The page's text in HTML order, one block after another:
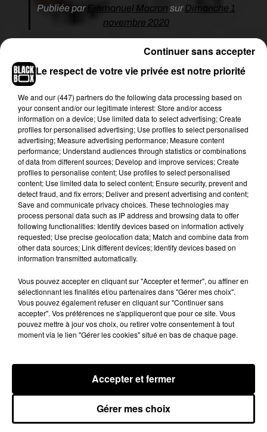
Publiée parEmmanuel Macron surDimanche 1
novembre 2020
"Je sais votre émotion après les attaques
terroristes, dont l'une devant une école contre un
rendre hommage à Samuel Paty. Nous penserons
tous à lui, à vous et à vos enseignants", poursuit-il,
en allusion àla minute de silence qui sera
organisée dans toutes les classes en mémoire du
professeur décapité le 16 octobre lors d'une
attaque jihadiste.
"Parlez-en entre vous. Parlez-en avec vos
enseignants. Parlez aussi de ce qui vous
rassemble", leur demande le chef de l'Etat, en
ajoutant "le projet du terrorisme, c'est de fabriquer
la haine".
"Et puis il y a le virus. Il faudra du temps, mais
nous le surmonterons tous ensemble", dit-il, alors
que le protocole sanitaire a été encore renforcé.
"Je sais que le port du masque toute la journée est
l'application
"Vous êtes la France", ajoute le président, "être
Français, à l’école de la République, c’est
Le respect de votre vie privée est notre priorité
We and our (447) partnersdo the following data processing based on
your consent and/or our legitimate interest: Store and/or access
information on a device; Use limited data to select advertising; Create
profiles for personalised advertising; Use profiles to select personalised
advertising; Measure advertising performance; Measure content
performance; Understand audiences through statistics or combinations
of data from different sources; Develop and improve services; Create
profiles to personalise content; Use profiles to select personalised
content; Use limited data to select content; Ensure security, prevent and
detect fraud, and fix errors; Deliver and present advertising and content;
Save and communicate privacy choices. These technologies may
process personal data such as IP address and browsing data to offer
following functionalities: Identify devices based on information actively
requested; Use precise geolocation data; Match and combine data from
other data sources; Link different devices; Identify devices based on
information transmitted automatically.
Vous pouvez accepter en cliquant sur "Accepter et fermer", ou affiner en
sélectionnant les finalités et/ou partenaires dans "Gérer mes choix".
Vous pouvez également refuser en cliquant sur "Continuer sans
accepter". Vos préférences ne s'appliqueront que pour ce site. Vous
pouvez mettre à jour vos choix, ou retirer votre consentement à tout
moment via le lien "Gérer les cookies" situé en bas de chaque page.
Gérer mes choix
Accepter et fermer
Continuer sans accepter